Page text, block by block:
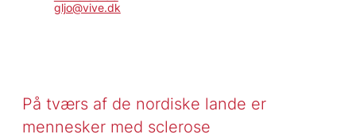
gljo@vive.dk
På tværs af de nordiske lande er
mennesker med sclerose